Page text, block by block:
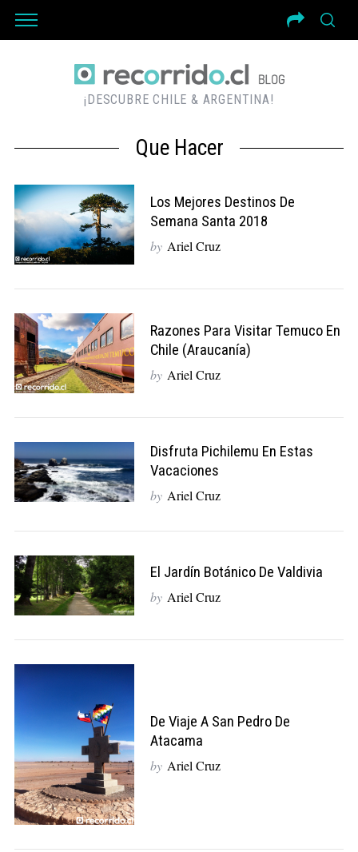
¡DESCUBRE CHILE & ARGENTINA!
Que Hacer
Los Mejores Destinos De
Semana Santa 2018
by Ariel Cruz
Razones Para Visitar Temuco En
Chile (Araucanía)
by Ariel Cruz
Disfruta Pichilemu En Estas
Vacaciones
by Ariel Cruz
El Jardín Botánico De Valdivia
by Ariel Cruz
De Viaje A San Pedro De
Atacama
by Ariel Cruz